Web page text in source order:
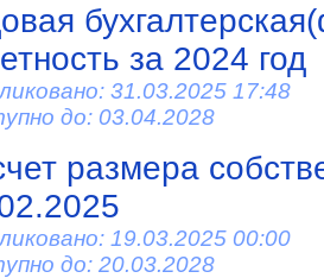
за 2024 год
31.03.2025 17:48
до: 03.04.2028
размера
19.03.2025 00:00
до: 20.03.2028